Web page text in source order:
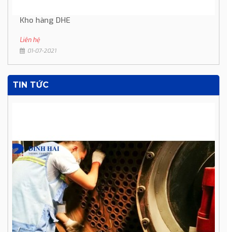
Kho hàng DHE
Liên hệ
01-07-2021
TIN TỨC